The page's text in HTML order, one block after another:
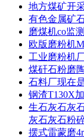
地方煤矿开
有色金属矿
磨煤机co监
欧版磨粉机
工业磨粉机
煤矸石粉磨
石料厂现在
钢渣T130X
生石灰石灰
灰石灰石粉
摆式雷蒙磨